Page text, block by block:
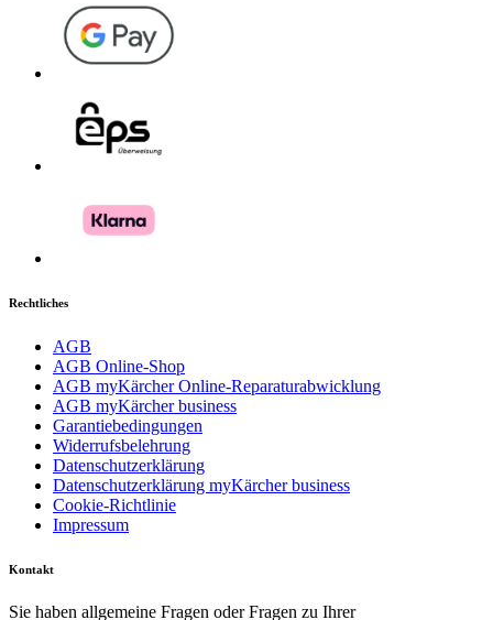
Rechtliches
AGB
AGB Online-Shop
AGB myKärcher Online-Reparaturabwicklung
AGB myKärcher business
Garantiebedingungen
Widerrufsbelehrung
Datenschutzerklärung
Datenschutzerklärung myKärcher business
Cookie-Richtlinie
Impressum
Kontakt
Sie haben allgemeine Fragen oder Fragen zu Ihrer